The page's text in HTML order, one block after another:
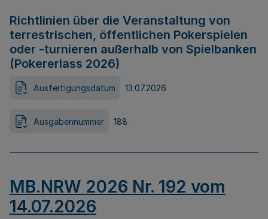
Richtlinien über die Veranstaltung von
terrestrischen, öffentlichen Pokerspielen
oder -turnieren außerhalb von Spielbanken
(Pokererlass 2026)
Ausfertigungsdatum 13.07.2026
Ausgabennummer 188
MB.NRW 2026 Nr. 192 vom
14.07.2026